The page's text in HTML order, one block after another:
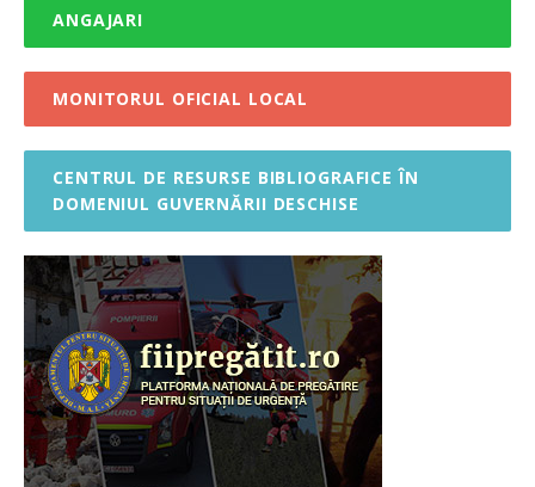
ANGAJARI
MONITORUL OFICIAL LOCAL
CENTRUL DE RESURSE BIBLIOGRAFICE ÎN
DOMENIUL GUVERNĂRII DESCHISE